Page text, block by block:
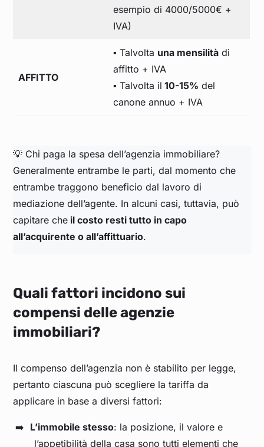
esempio di 4000/5000€ +
IVA)
AFFITTO
▪️ Talvolta una mensilità di
affitto + IVA
▪️ Talvolta il 10-15% del
canone annuo + IVA
💡 Chi paga la spesa dell’agenzia immobiliare?
Generalmente entrambe le parti, dal momento che
entrambe traggono beneficio dal lavoro di
mediazione dell’agente. In alcuni casi, tuttavia, può
capitare che il costo resti tutto in capo
all’acquirente o all’affittuario.
Quali fattori incidono sui
compensi delle agenzie
immobiliari?
Il compenso dell’agenzia non è stabilito per legge,
pertanto ciascuna può scegliere la tariffa da
applicare in base a diversi fattori:
L’immobile stesso: la posizione, il valore e
l’appetibilità della casa sono tutti elementi che